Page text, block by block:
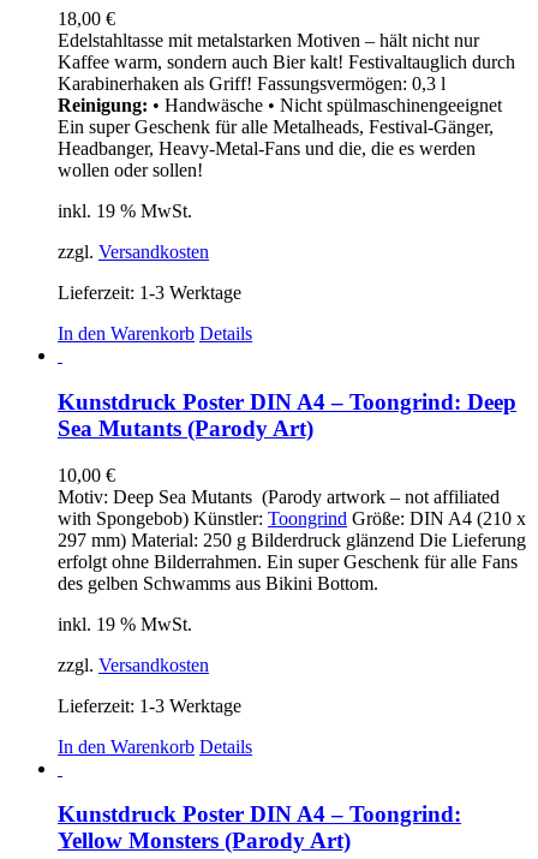
können
auf
der
Produktseite
gewählt
werden
18,00 €
Edelstahltasse mit metalstarken Motiven – hält nicht nur
Kaffee warm, sondern auch Bier kalt! Festivaltauglich durch
Karabinerhaken als Griff! Fassungsvermögen: 0,3 l
Reinigung: • Handwäsche • Nicht spülmaschinengeeignet
Ein super Geschenk für alle Metalheads, Festival-Gänger,
Headbanger, Heavy-Metal-Fans und die, die es werden
wollen oder sollen!
inkl. 19 % MwSt.
zzgl. Versandkosten
Lieferzeit: 1-3 Werktage
In den Warenkorb Details
Kunstdruck Poster DIN A4 – Toongrind: Deep
Sea Mutants (Parody Art)
10,00 €
Motiv: Deep Sea Mutants (Parody artwork – not affiliated
with Spongebob) Künstler: Toongrind Größe: DIN A4 (210 x
297 mm) Material: 250 g Bilderdruck glänzend Die Lieferung
erfolgt ohne Bilderrahmen. Ein super Geschenk für alle Fans
des gelben Schwamms aus Bikini Bottom.
inkl. 19 % MwSt.
zzgl. Versandkosten
Lieferzeit: 1-3 Werktage
In den Warenkorb Details
Kunstdruck Poster DIN A4 – Toongrind:
Yellow Monsters (Parody Art)